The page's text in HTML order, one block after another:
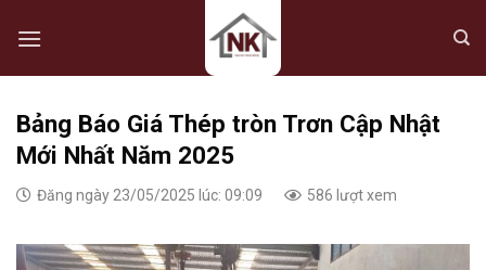
Bảng Báo Giá Thép tròn Trơn Cập Nhật
Mới Nhất Năm 2025
Đăng ngày 23/05/2025 lúc: 09:09 586 lượt xem